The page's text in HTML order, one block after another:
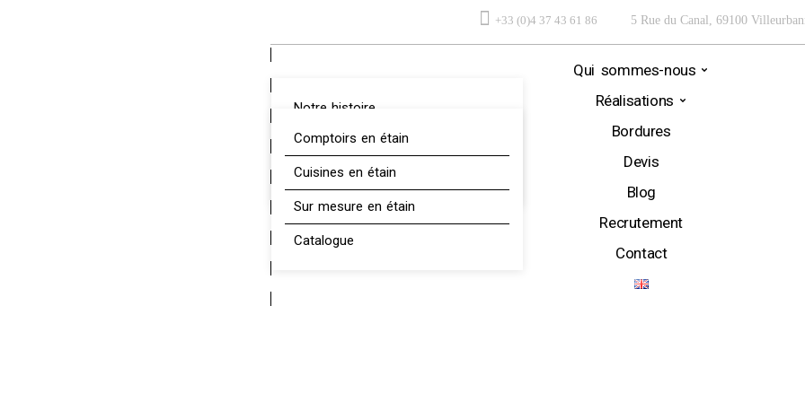
+33 (0)4 37 43 61 86 5 Rue du Canal, 69100
Qui sommes-nous
Notre histoire
L’équipe
L’étain
Réalisations
Comptoirs en étain
Cuisines en étain
Sur mesure en étain
Catalogue
Bordures
Devis
Blog
Recrutement
Contact